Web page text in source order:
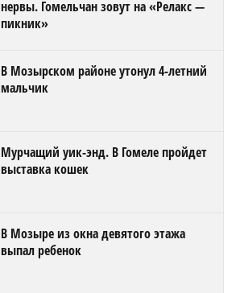
нервы. Гомельчан зовут на «Релакс —
пикник»
В Мозырском районе утонул 4-летний
мальчик
Мурчащий уик-энд. В Гомеле пройдет
выставка кошек
В Мозыре из окна девятого этажа
выпал ребенок